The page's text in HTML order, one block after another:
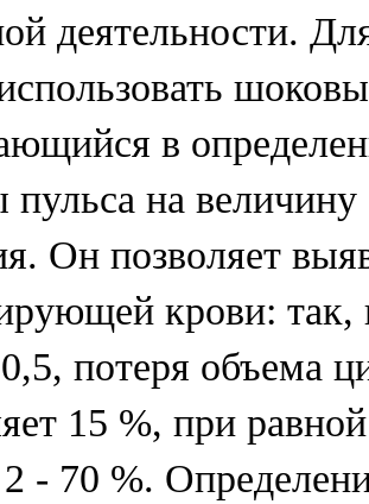
деятельности.
в
пульса на величину
Он позволяет
крови: так,
потеря объема
15 %, при
- 70 %.